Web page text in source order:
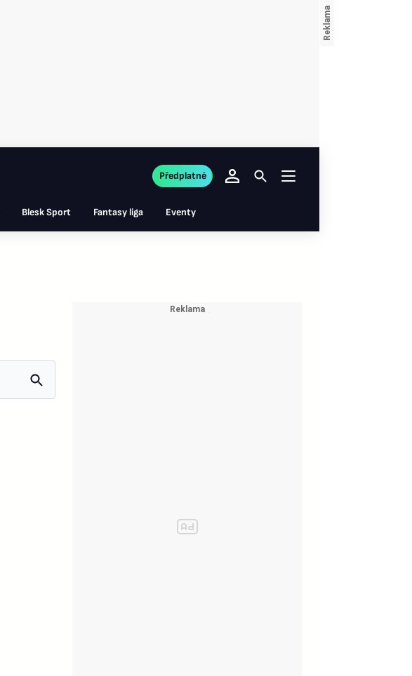
Blesk Sport Fantasy liga Eventy
Předplatné